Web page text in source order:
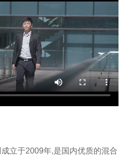
成立于2009年,是国内优质的混合